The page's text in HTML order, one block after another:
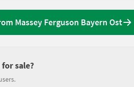
Massey Ferguson Bayern Ost
sale?